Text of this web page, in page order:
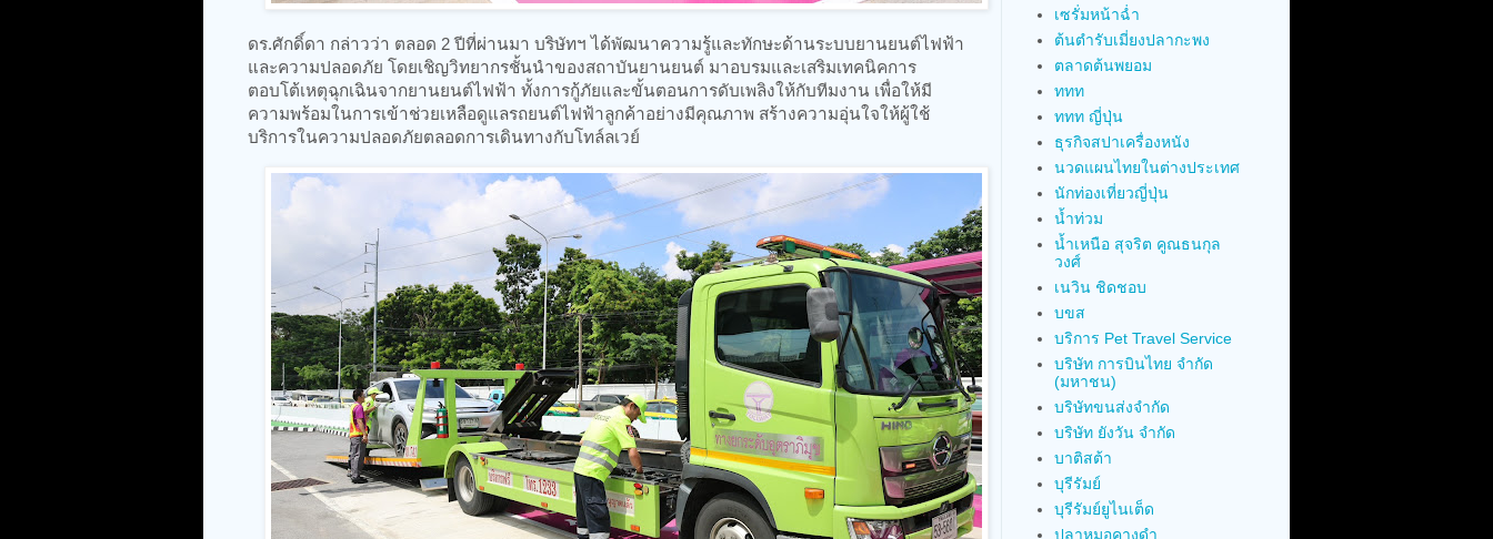
ดร.ศักดิ์ดา กล่าวว่า ตลอด 2 ปีที่ผ่านมา บริษัทฯ ได้พัฒนาความรู้และทักษะด้านระบบยานยนต์ไฟฟ้า
และความปลอดภัย โดยเชิญวิทยากรชั้นนำของสถาบันยานยนต์ มาอบรมและเสริมเทคนิคการ
ตอบโต้เหตุฉุกเฉินจากยานยนต์ไฟฟ้า ทั้งการกู้ภัยและขั้นตอนการดับเพลิงให้กับทีมงาน เพื่อให้มี
ความพร้อมในการเข้าช่วยเหลือดูแลรถยนต์ไฟฟ้าลูกค้าอย่างมีคุณภาพ สร้างความอุ่นใจให้ผู้ใช้
บริการในความปลอดภัยตลอดการเดินทางกับโทล์ลเวย์
เซรั่มหน้าฉ่ำ
ต้นตำรับเมี่ยงปลากะพง
ตลาดต้นพยอม
ททท
ททท ญี่ปุ่น
ธุรกิจสปาเครื่องหนัง
นวดแผนไทยในต่างประเทศ
นักท่องเที่ยวญี่ปุ่น
น้ำท่วม
น้ำเหนือ สุจริต คูณธนกุล
วงศ์
เนวิน ชิดชอบ
บขส
บริการ Pet Travel Service
บริษัท การบินไทย จำกัด
(มหาชน)
บริษัทขนส่งจำกัด
บริษัท ยังวัน จำกัด
บาติสต้า
บุรีรัมย์
บุรีรัมย์ยูไนเต็ด
ปลาหมอคางดำ